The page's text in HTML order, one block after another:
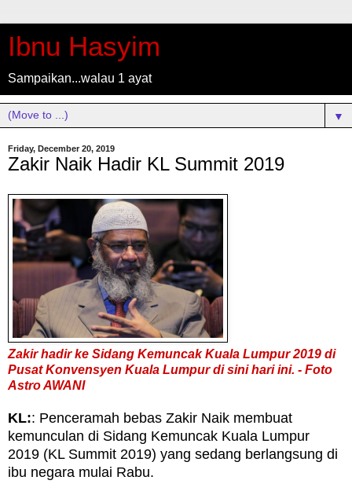
Ibnu Hasyim
Sampaikan...walau 1 ayat
▼
Friday, December 20, 2019
Zakir Naik Hadir KL Summit 2019
Zakir hadir ke Sidang Kemuncak Kuala Lumpur 2019 di
Pusat Konvensyen Kuala Lumpur di sini hari ini. - Foto
Astro AWANI
KL:: Penceramah bebas Zakir Naik membuat
kemunculan di Sidang Kemuncak Kuala Lumpur
2019 (KL Summit 2019) yang sedang berlangsung di
ibu negara mulai Rabu.